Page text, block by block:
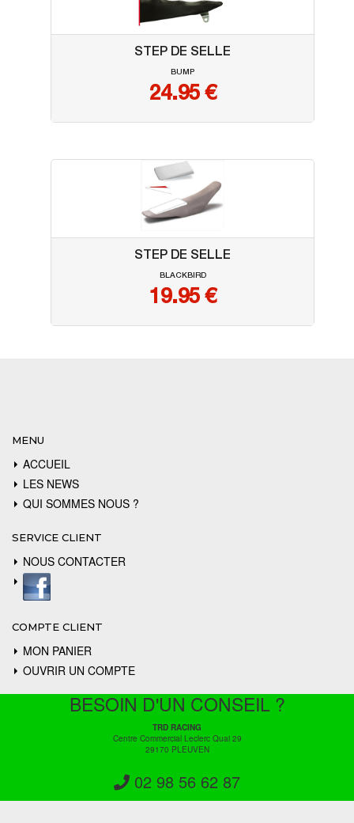
STEP DE SELLE
BUMP
24.95€
STEP DE SELLE
BLACKBIRD
19.95€
MENU
ACCUEIL
LES NEWS
QUI SOMMES NOUS ?
SERVICE CLIENT
NOUS CONTACTER
COMPTE CLIENT
MON PANIER
OUVRIR UN COMPTE
BESOIN D'UN CONSEIL ?
TRD RACING
Centre Commercial Leclerc Quai 29
29170 PLEUVEN
02 98 56 62 87